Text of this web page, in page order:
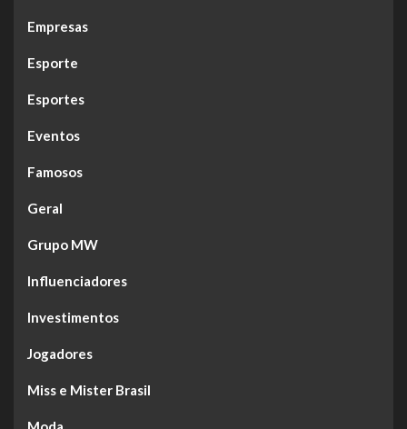
Empresas
Esporte
Esportes
Eventos
Famosos
Geral
Grupo MW
Influenciadores
Investimentos
Jogadores
Miss e Mister Brasil